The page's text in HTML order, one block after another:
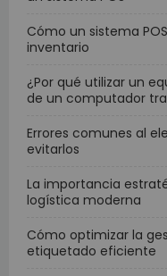
Cómo un sistema
inventario
¿Por qué utilizar un
de un computador
Errores comunes al
evitarlos
La importancia
logística moderna
Cómo optimizar la
etiquetado eficiente